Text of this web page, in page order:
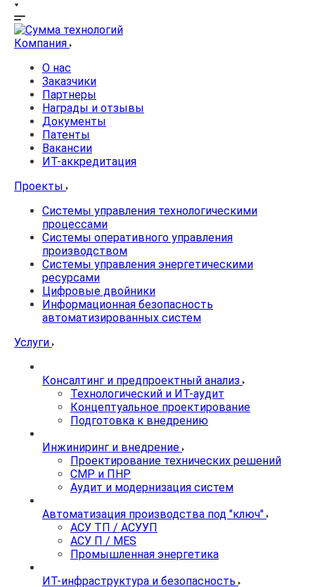
Компания
О нас
Заказчики
Партнеры
Награды и отзывы
Документы
Патенты
Вакансии
ИТ-аккредитация
Проекты
Системы управления технологическими
процессами
Системы оперативного управления
производством
Системы управления энергетическими
ресурсами
Цифровые двойники
Информационная безопасность
автоматизированных систем
Услуги
Консалтинг и предпроектный анализ
Технологический и ИТ-аудит
Концептуальное проектирование
Подготовка к внедрению
Инжиниринг и внедрение
Проектирование технических решений
СМР и ПНР
Аудит и модернизация систем
Автоматизация производства под "ключ"
АСУ ТП / АСУУП
АСУ П / MES
Промышленная энергетика
ИТ-инфраструктура и безопасность